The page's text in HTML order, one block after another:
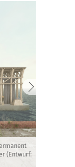
(Entwurf: